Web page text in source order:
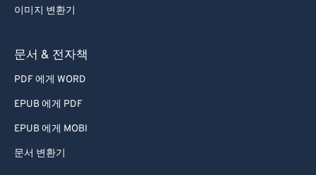
이미지 변환기
문서 & 전자책
PDF 에게 WORD
EPUB 에게 PDF
EPUB 에게 MOBI
문서 변환기